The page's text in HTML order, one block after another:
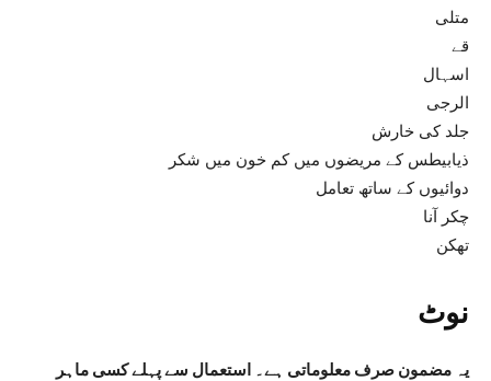
متلی
قے
اسہال
الرجی
جلد کی خارش
ذیابیطس کے مریضوں میں کم خون میں شکر
دوائیوں کے ساتھ تعامل
چکر آنا
تھکن
نوٹ
یہ مضمون صرف معلوماتی ہے۔ استعمال سے پہلے کسی ماہر